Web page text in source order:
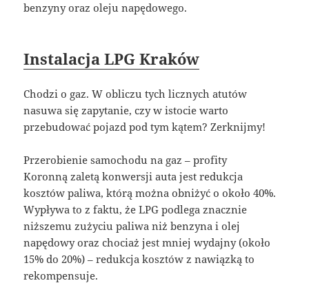
benzyny oraz oleju napędowego.
Instalacja LPG Kraków
Chodzi o gaz. W obliczu tych licznych atutów
nasuwa się zapytanie, czy w istocie warto
przebudować pojazd pod tym kątem? Zerknijmy!
Przerobienie samochodu na gaz – profity
Koronną zaletą konwersji auta jest redukcja
kosztów paliwa, którą można obniżyć o około 40%.
Wypływa to z faktu, że LPG podlega znacznie
niższemu zużyciu paliwa niż benzyna i olej
napędowy oraz chociaż jest mniej wydajny (około
15% do 20%) – redukcja kosztów z nawiązką to
rekompensuje.